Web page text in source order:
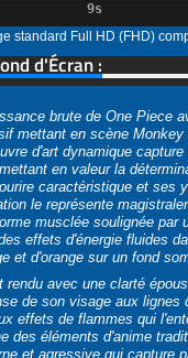
brute de One Piece
mettant en scène
d'art dynamique capture
en valeur la
caractéristique et ses
musclée soulignée par
effets d'énergie fluides
et d'orange sur un fond
rendu avec une clarté
de son visage aux lignes
effets de flammes qui
des éléments d'anime
et agressive qui capture
épiques de One Piece.
gratuit dans
d'écran est optimisé
de PC peuvent
4K (3840x2160), 2K